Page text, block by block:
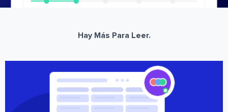
Hay Más Para Leer.